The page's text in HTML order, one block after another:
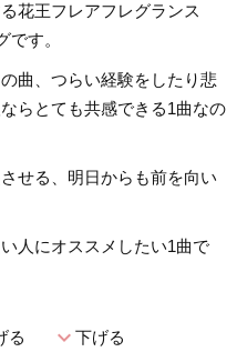
花王フレアフレグランス
です。
曲、つらい経験をしたり悲
らとても共感できる1曲なの
せる、明日からも前を向い
人にオススメしたい1曲で
る expand_more下げる